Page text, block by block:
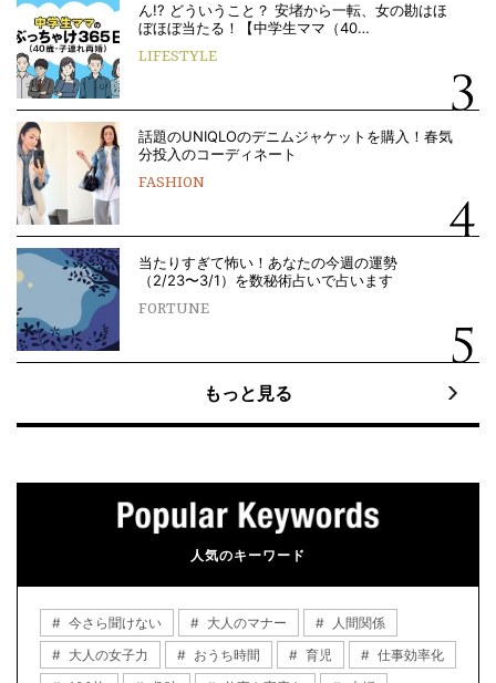
ん!? どういうこと？ 安堵から一転、女の勘はほ
ぼほぼ当たる！【中学生ママ（40…
LIFESTYLE
話題のUNIQLOのデニムジャケットを購入！春気
分投入のコーディネート
FASHION
当たりすぎて怖い！あなたの今週の運勢
（2/23〜3/1）を数秘術占いで占います
FORTUNE
もっと見る
人気のキーワード
今さら聞けない 大人のマナー
人間関係
大人の女子力
おうち時間 育児
仕事効率化